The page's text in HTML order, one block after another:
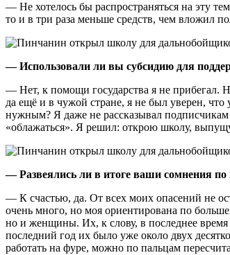
— Не хотелось бы распространяться на эту
то и в три раза меньше средств, чем вложил
— Использовали ли вы субсидию для
— Нет, к помощи государства я не прибегал.
да ещё и в чужой стране, я не был уверен, что
нужным? Я даже не рассказывал подписчикам
«облажаться». Я решил: открою школу,
— Развеялись ли в итоге ваши сомнения
— К счастью, да. От всех моих опасений не
очень много, но моя ориентирована по
но и женщины. Их, к слову, в последнее
последний год их было уже около двух
работать на фуре, можно по пальцам